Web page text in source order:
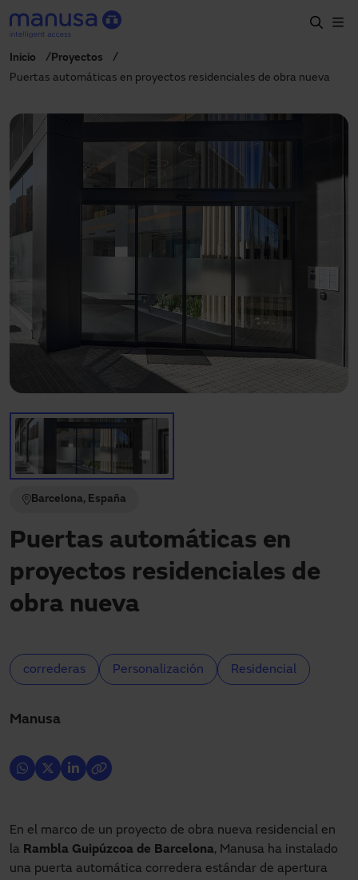
Pasar al contenido principal
Servicios
Prescripción
Proyectos
Blog
manusa@manusa.com
Contacto
Inicio
Proyectos
Puertas automáticas en proyectos residenciales de obra nueva
Barcelona, España
Puertas automáticas en
proyectos residenciales de
obra nueva
correderas Personalización Residencial
Manusa
En el marco de un proyecto de obra nueva residencial en
la Rambla Guipúzcoa de Barcelona, Manusa ha instalado
una puerta automática corredera estándar de apertura